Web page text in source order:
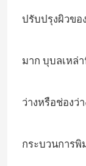
ไมโครสเฟียร์
ฟองแก้วไมโค
ไมโครบับเบิล
ฟองแก้วกลวง
ปรับปรุงผิวข
มาก บุบลเหล่
ว่างหรือช่องว่
กระบวนการพิ